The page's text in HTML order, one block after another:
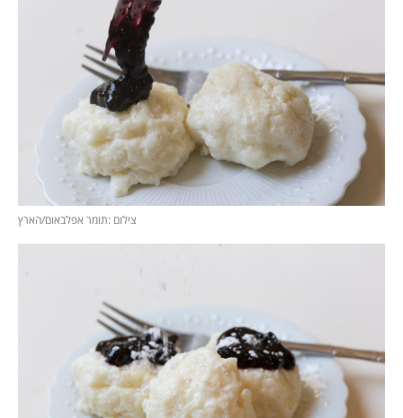
צילום :תומר אפלבאום/הארץ